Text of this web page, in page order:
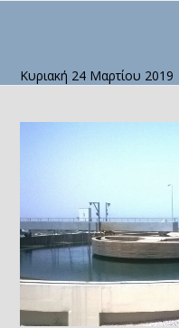
menu
menu
Κυριακή 24 Μαρτίου 2019